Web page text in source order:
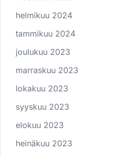
helmikuu 2024
tammikuu 2024
joulukuu 2023
marraskuu 2023
lokakuu 2023
syyskuu 2023
elokuu 2023
heinäkuu 2023